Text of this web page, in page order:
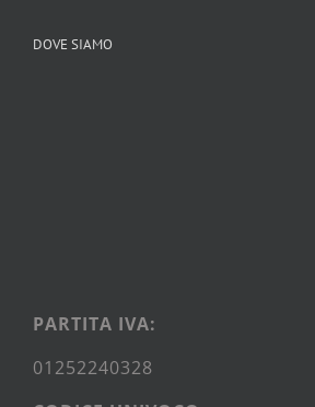
DOVE SIAMO
PARTITA IVA:
01252240328